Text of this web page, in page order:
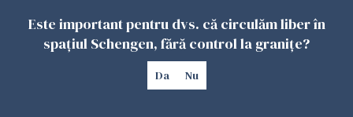
Este important pentru dvs. că circulăm liber în
spațiul Schengen, fără control la granițe?
Da Nu